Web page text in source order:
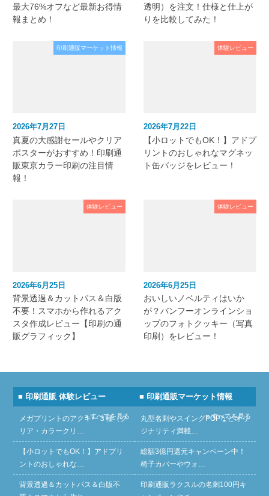
最大76%オフなど最新お得情
報まとめ！
透明）を注文！仕様と仕上が
りを比較してみた！
印刷通販マーケット情報
2026年7月27日
真夏の大感謝セールやクリア
ポスターがおすすめ！印刷通
販東京カラー印刷の注目情
報！
体験レビュー
2026年7月22日
【小ロットでもOK！】アドプ
リントのおしゃれなマグネッ
ト缶バッジをレビュー！
体験レビュー
2026年6月25日
背景透過＆カットパス＆白版
不要！スマホから作れるアク
スタ作成レビュー【印刷の通
販グラフィック】
体験レビュー
2026年6月25日
おいしいノベルティはいか
が？バンフーオンラインショ
ップのフォトクッキー（写真
印刷）をレビュー！
■ 印刷通販 体験レビュー
» すべてを見る
メガプリントのアクキー３種（ク
リア・カラークリ…
【小ロットでもOK！】アドプリ
ントのおしゃれな…
背景透過＆カットパス＆白版不
■ 印刷通販マーケット情報
» すべてを見る
丸型名刺やスイングPOPなどオリ
ジナリティ満載…
総額3億円還元キャンペーン中！
椅子カバーやウォ…
印刷通販ラクスルの名刺100円キ